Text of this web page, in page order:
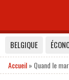
BELGIQUE
Accueil» Quand le